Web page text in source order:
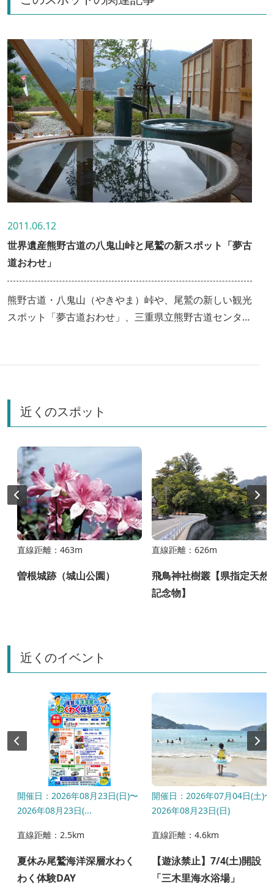
2011.06.12
世界遺産熊野古道の八鬼山峠と尾鷲の新スポット「夢古
道おわせ」
熊野古道・八鬼山（やきやま）峠や、尾鷲の新しい観光
スポット「夢古道おわせ」、三重県立熊野古道センター
近くのスポット
直線距離：463m
曽根城跡（城山公園）
直線距離：626m
飛鳥神社樹叢【県指定天然
記念物】
近くのイベント
開催日：2026年08月23日(日)〜
2026年08月23日(...
直線距離：2.5km
夏休み尾鷲海洋深層水わく
わく体験DAY
開催日：2026年07月04日(土)〜
2026年08月23日(日)
直線距離：4.6km
【遊泳禁止】7/4(土)開設
「三木里海水浴場」